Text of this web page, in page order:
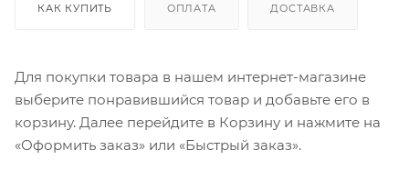
КАК КУПИТЬ ОПЛАТА ДОСТАВКА
Для покупки товара в нашем интернет-магазине
выберите понравившийся товар и добавьте его в
корзину. Далее перейдите в Корзину и нажмите на
«Оформить заказ» или «Быстрый заказ».